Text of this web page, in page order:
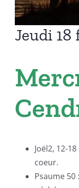
Jeudi 18
Joël2, 12-
coeur.
Psaume 50